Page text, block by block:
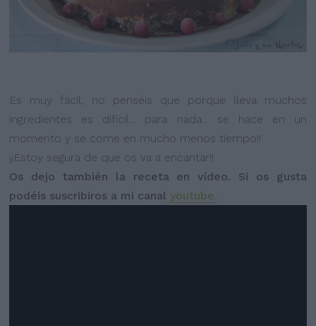
Es muy fácil, no penséis que porque lleva muchos
ingredientes es difícil... para nada... se hace en un
momento y se come en mucho menos tiempo!!
¡¡Estoy segura de que os va a encantar!!
Os dejo también la receta en vídeo. Si os gusta
podéis suscribiros a mi canal youtube.